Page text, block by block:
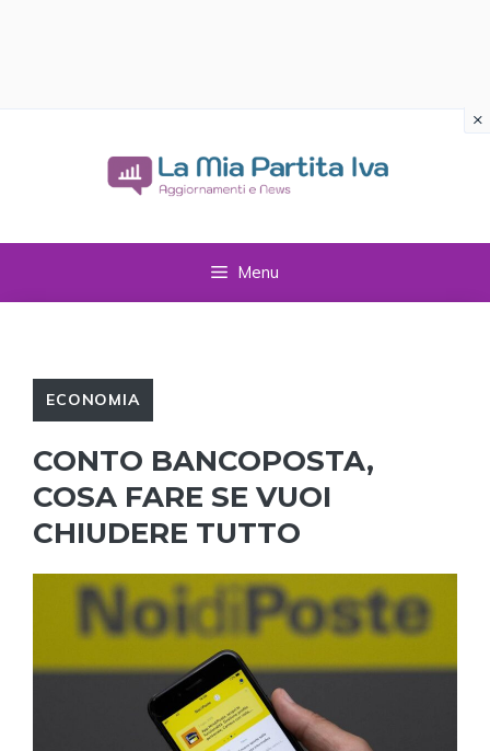
Menu
ECONOMIA
CONTO BANCOPOSTA,
COSA FARE SE VUOI
CHIUDERE TUTTO
×